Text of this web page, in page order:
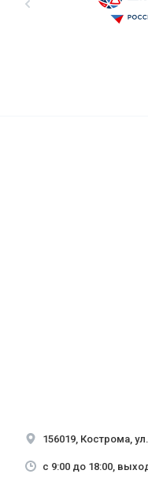
156019, Кострома,
с 9:00 до 18:00,